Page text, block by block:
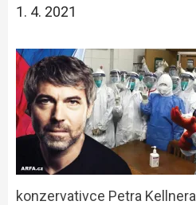
1. 4. 2021
konzervativce Petra